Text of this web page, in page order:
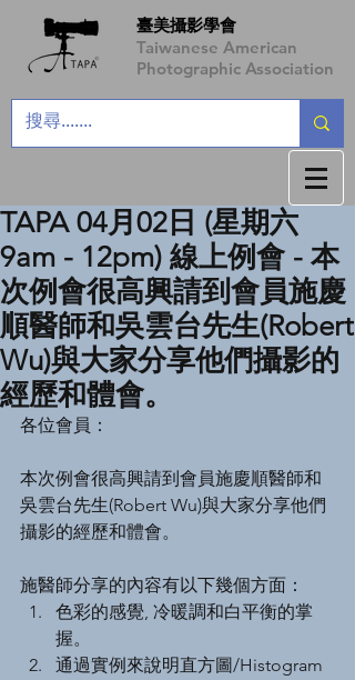
臺美攝影學會
Taiwanese American
Photographic Association
TAPA 04月02日 (星期六
9am - 12pm) 線上例會 - 本
次例會很高興請到會員施慶
順醫師和吳雲台先生(Robert
Wu)與大家分享他們攝影的
經歷和體會。
各位會員：
本次例會很高興請到會員施慶順醫師和
吳雲台先生(Robert Wu)與大家分享他們
攝影的經歷和體會。
施醫師分享的內容有以下幾個方面：
色彩的感覺, 冷暖調和白平衡的掌
握。
通過實例來說明直方圖/Histogram